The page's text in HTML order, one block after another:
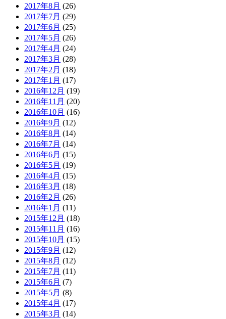
2017年8月 (26)
2017年7月 (29)
2017年6月 (25)
2017年5月 (26)
2017年4月 (24)
2017年3月 (28)
2017年2月 (18)
2017年1月 (17)
2016年12月 (19)
2016年11月 (20)
2016年10月 (16)
2016年9月 (12)
2016年8月 (14)
2016年7月 (14)
2016年6月 (15)
2016年5月 (19)
2016年4月 (15)
2016年3月 (18)
2016年2月 (26)
2016年1月 (11)
2015年12月 (18)
2015年11月 (16)
2015年10月 (15)
2015年9月 (12)
2015年8月 (12)
2015年7月 (11)
2015年6月 (7)
2015年5月 (8)
2015年4月 (17)
2015年3月 (14)